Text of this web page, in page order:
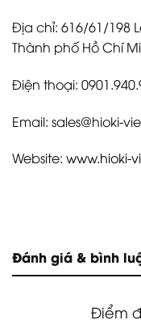
Địa chỉ: 616/61/198
Thành phố Hồ Chí
Điện thoại:
Email: sales@hioki-
Website: www.hioki-
Đánh giá & bình
Điểm